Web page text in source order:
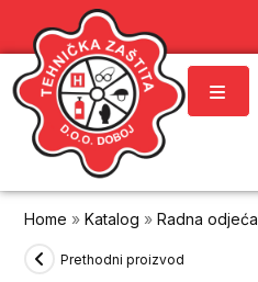
Home »Katalog »Radna odjeća
Prethodni proizvod